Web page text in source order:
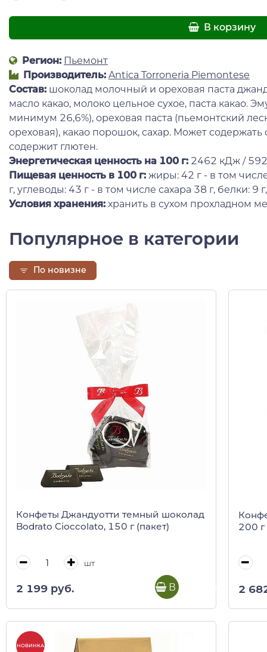
В корзину
Регион: Пьемонт
Производитель: Antica Torroneria Piemontese
Состав: шоколад молочный и ореховая паста
масло какао, молоко цельное сухое, паста какао.
минимум 26,6%), ореховая паста (пьемонтский
ореховая), какао порошок, сахар. Может
содержит глютен.
Энергетическая ценность на 100 г: 2462 кДж /
Пищевая ценность в 100 г: жиры: 42 г - в том
г, углеводы: 43 г - в том числе сахара 38 г, белки: 9
Условия хранения: хранить в сухом прохладном
Популярное в категории
По новизне
Конфеты Джандуотти темный шоколад
Bodrato Cioccolato, 150 г (пакет)
шт
2 199 руб. В корзину
200
2
НОВИНКА